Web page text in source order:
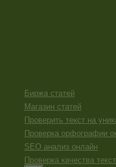
Биржа статей
Магазин статей
Проверить текст на
Проверка орфографии
SEO анализ онлайн
Проверка качества